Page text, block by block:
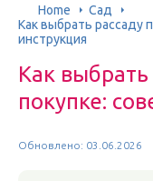
Home
Сад
Как выбрать рассаду
инструкция
Как
покупке:
Обновлено: 03.06.2026